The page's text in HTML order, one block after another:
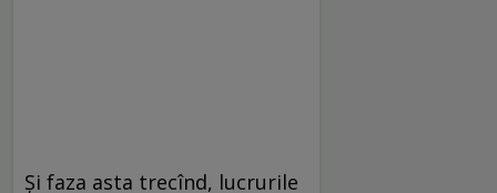
Şi faza asta trecînd, lucrurile